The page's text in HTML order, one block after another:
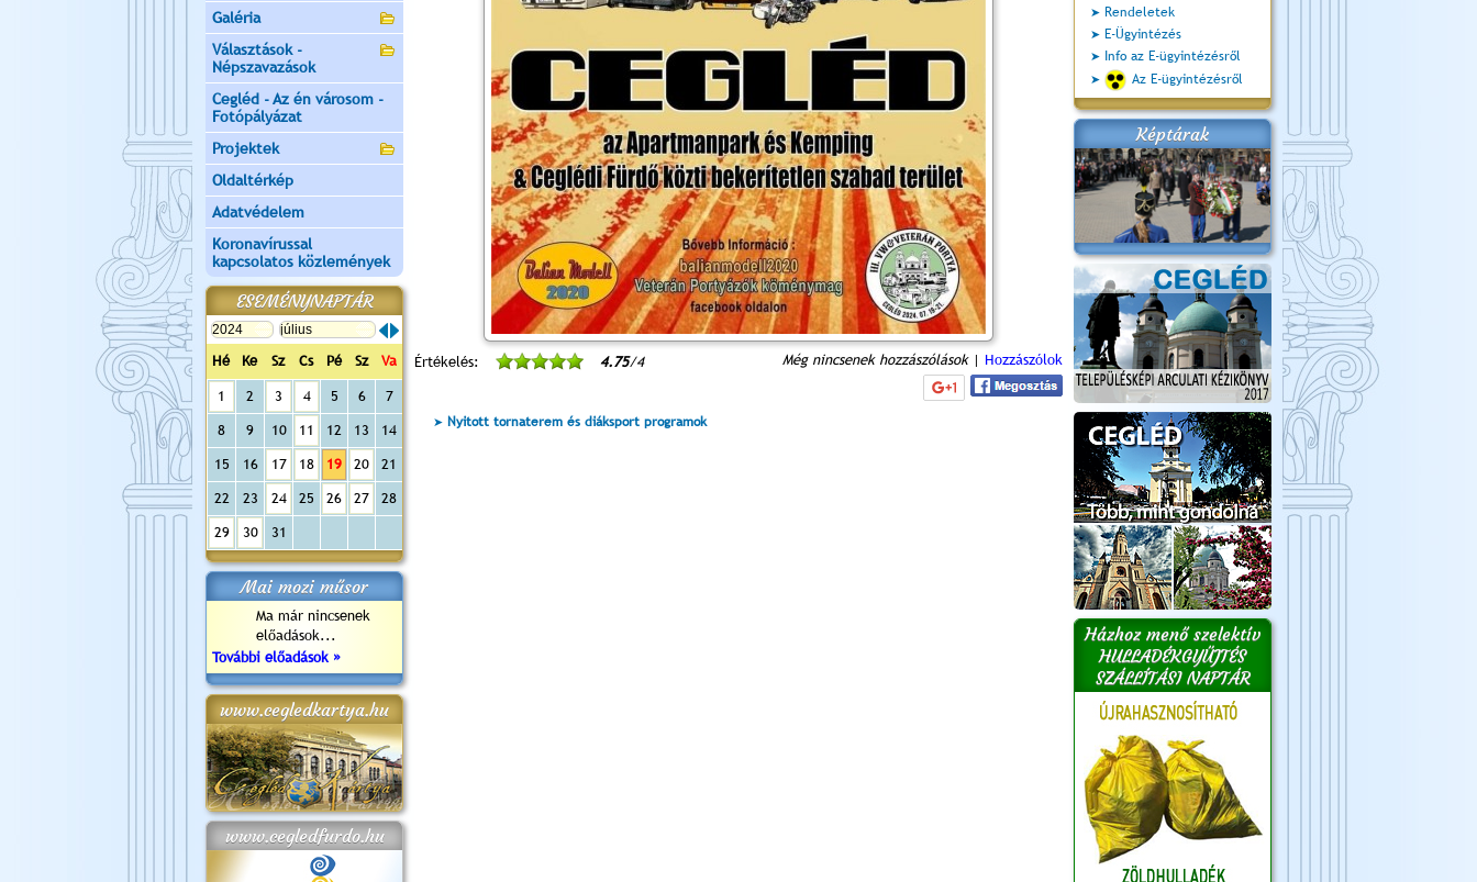
Galéria
Választások -
Népszavazások
Cegléd - Az én városom -
Fotópályázat
Projektek
Oldaltérkép
Adatvédelem
Koronavírussal
kapcsolatos közlemények
ESEMÉNYNAPTÁR
Hé Ke Sz Cs Pé Sz Va
1 2 3 4 5 6 7
8 9 10 11 12 13 14
15 16 17 18 19 20 21
22 23 24 25 26 27 28
29 30 31
Mai mozi műsor
Ma már nincsenek
előadások...
További előadások »
www.cegledkartya.hu
www.cegledfurdo.hu
Értékelés: 4.75/4 Még nincsenek hozzászólások| Hozzászólok
Nyitott tornaterem és diáksport programok
Rendeletek
E-Ügyintézés
Info az E-ügyintézésről
Az E-ügyintézésről
Képtárak
Házhoz menő szelektív
HULLADÉKGYŰJTÉS
SZÁLLÍTÁSI NAPTÁR